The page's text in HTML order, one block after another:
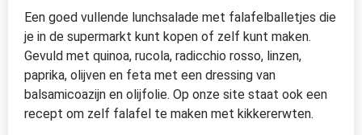
Een goed vullende lunchsalade met falafelballetjes die
je in de supermarkt kunt kopen of zelf kunt maken.
Gevuld met quinoa, rucola, radicchio rosso, linzen,
paprika, olijven en feta met een dressing van
balsamicoazijn en olijfolie. Op onze site staat ook een
recept om zelf falafel te maken met kikkererwten.